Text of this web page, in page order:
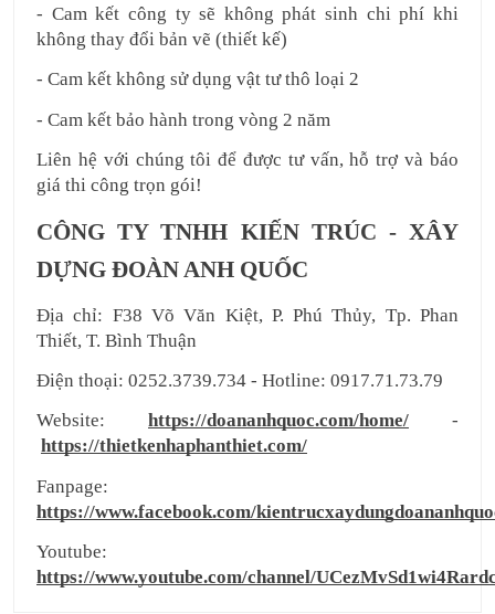
- Cam kết công ty sẽ không phát sinh chi phí khi
không thay đổi bản vẽ (thiết kế)
- Cam kết không sử dụng vật tư thô loại 2
- Cam kết bảo hành trong vòng 2 năm
Liên hệ với chúng tôi để được tư vấn, hỗ trợ và báo
giá thi công trọn gói!
CÔNG TY TNHH KIẾN TRÚC - XÂY
DỰNG ĐOÀN ANH QUỐC
Địa chỉ: F38 Võ Văn Kiệt, P. Phú Thủy, Tp. Phan
Thiết, T. Bình Thuận
Điện thoại: 0252.3739.734 - Hotline: 0917.71.73.79
Website: https://doananhquoc.com/home/ -
https://thietkenhaphanthiet.com/
https://www.facebook.com/
Youtube:
https://www.youtube.com/channel/